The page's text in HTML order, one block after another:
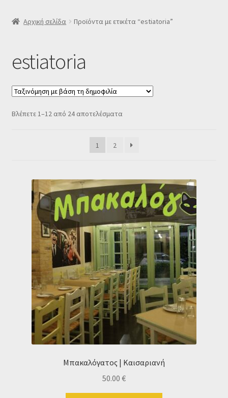
SLIDER
Κατάστημα
Ο λογαριασμός μου
Αρχική σελίδα Προϊόντα με ετικέτα “estiatoria”
estiatoria
Βλέπετε 1–12 από 24 αποτελέσματαSorted
1
2
Μπακαλόγατος | Καισαριανή
50.00 €